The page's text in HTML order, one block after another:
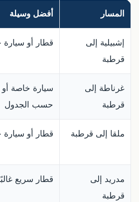
المسار أفضل وسيلة
إشبيلية إلى
قرطبة
قطار أو
غرناطة إلى
قرطبة
سيارة خاصة
حسب الجدول
ملقا إلى قرطبة قطار أو
مدريد إلى
قرطبة
قطار سريع